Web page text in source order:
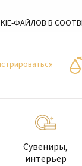
Сувениры,
интерьер
ФАЙЛОВ В